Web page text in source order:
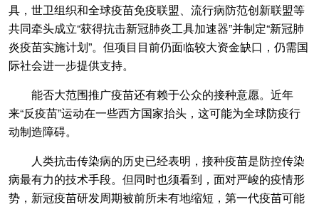
具，世卫组织和全球疫苗免疫联盟、流行病防范创新联盟等
共同牵头成立“获得抗击新冠肺炎工具加速器”并制定“新冠肺
炎疫苗实施计划”。但项目目前仍面临较大资金缺口，仍需国
际社会进一步提供支持。
能否大范围推广疫苗还有赖于公众的接种意愿。近年
来“反疫苗”运动在一些西方国家抬头，这可能为全球防疫行
动制造障碍。
人类抗击传染病的历史已经表明，接种疫苗是防控传染
病最有力的技术手段。但同时也须看到，面对严峻的疫情形
势，新冠疫苗研发周期被前所未有地缩短，第一代疫苗可能